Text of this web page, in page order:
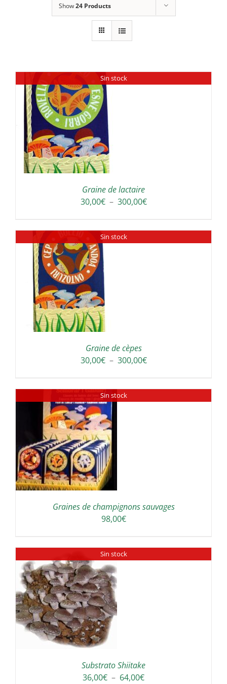
Show24 Products
Sin stock
Graine de lactaire
30,00€ – 300,00€Plage
Sin stock
Graine de cèpes
30,00€ – 300,00€Plage
Sin stock
Graines de champignons sauvages
98,00€
Sin stock
Substrato Shiitake
36,00€ – 64,00€Plage